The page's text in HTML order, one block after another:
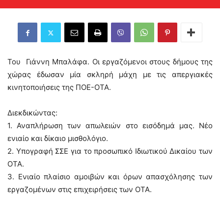
Του Γιάννη Μπαλάφα. Οι εργαζόμενοι στους δήμους της
χώρας έδωσαν μία σκληρή μάχη με τις απεργιακές
κινητοποιήσεις της ΠΟΕ-ΟΤΑ.
Διεκδικώντας:
1. Αναπλήρωση των απωλειών στο εισόδημά μας. Νέο
ενιαίο και δίκαιο μισθολόγιο.
2. Υπογραφή ΣΣΕ για το προσωπικό Ιδιωτικού Δικαίου των
ΟΤΑ.
3. Ενιαίο πλαίσιο αμοιβών και όρων απασχόλησης των
εργαζομένων στις επιχειρήσεις των ΟΤΑ.